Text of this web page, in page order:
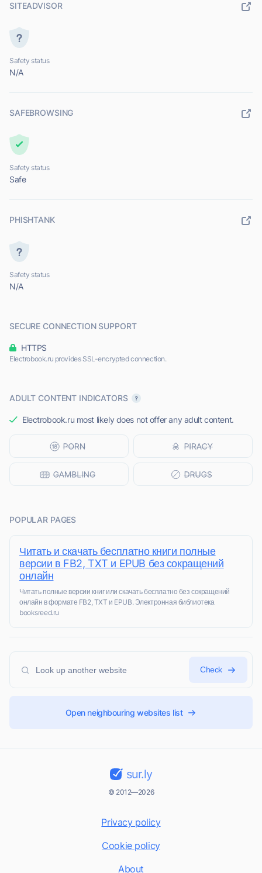
SITEADVISOR
Safety status
N/A
SAFEBROWSING
Safety status
Safe
PHISHTANK
Safety status
N/A
SECURE CONNECTION SUPPORT
HTTPS
Electrobook.ru provides SSL-encrypted connection.
ADULT CONTENT INDICATORS
Electrobook.ru most likely does not offer any adult content.
POPULAR PAGES
Читать и скачать бесплатно книги полные
версии в FB2, TXT и EPUB без сокращений
онлайн
Читать полные версии книг или скачать бесплатно без сокращений
онлайн в формате FB2, TXT и EPUB. Электронная библиотека
booksreed.ru
Check
Open neighbouring websites list
sur.ly
© 2012—2026
Privacy policy
Cookie policy
About